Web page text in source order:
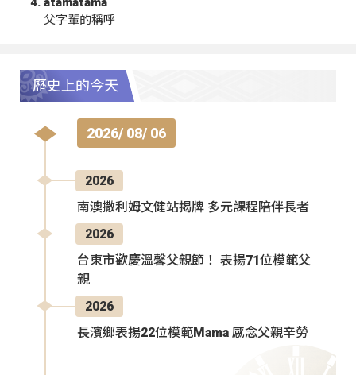
父字輩的稱呼
歷史上的今天
2026/ 08/ 06
2026
南澳撒利姆文健站揭牌 多元課程陪伴長者
2026
台東市歡慶溫馨父親節！ 表揚71位模範父
親
2026
長濱鄉表揚22位模範Mama 感念父親辛勞